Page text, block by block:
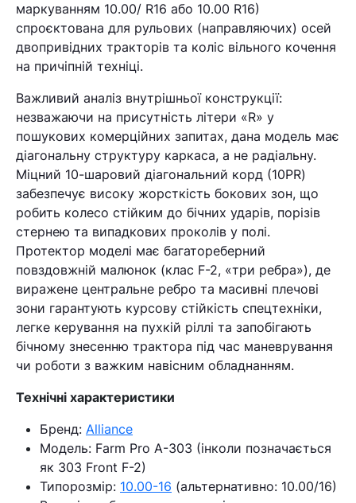
маркуванням 10.00/ R16 або 10.00 R16)
спроєктована для рульових (направляючих) осей
двопривідних тракторів та коліс вільного кочення
на причіпній техніці.
Важливий аналіз внутрішньої конструкції:
незважаючи на присутність літери «R» у
пошукових комерційних запитах, дана модель має
діагональну структуру каркаса, а не радіальну.
Міцний 10-шаровий діагональний корд (10PR)
забезпечує високу жорсткість бокових зон, що
робить колесо стійким до бічних ударів, порізів
стернею та випадкових проколів у полі.
Протектор моделі має багатореберний
повздовжній малюнок (клас F-2, «три ребра»), де
виражене центральне ребро та масивні плечові
зони гарантують курсову стійкість спецтехніки,
легке керування на пухкій ріллі та запобігають
бічному знесенню трактора під час маневрування
чи роботи з важким навісним обладнанням.
Технічні характеристики
Бренд: Alliance
Модель: Farm Pro A-303 (інколи позначається
як 303 Front F-2)
Типорозмір: 10.00-16 (альтернативно: 10.00/16)